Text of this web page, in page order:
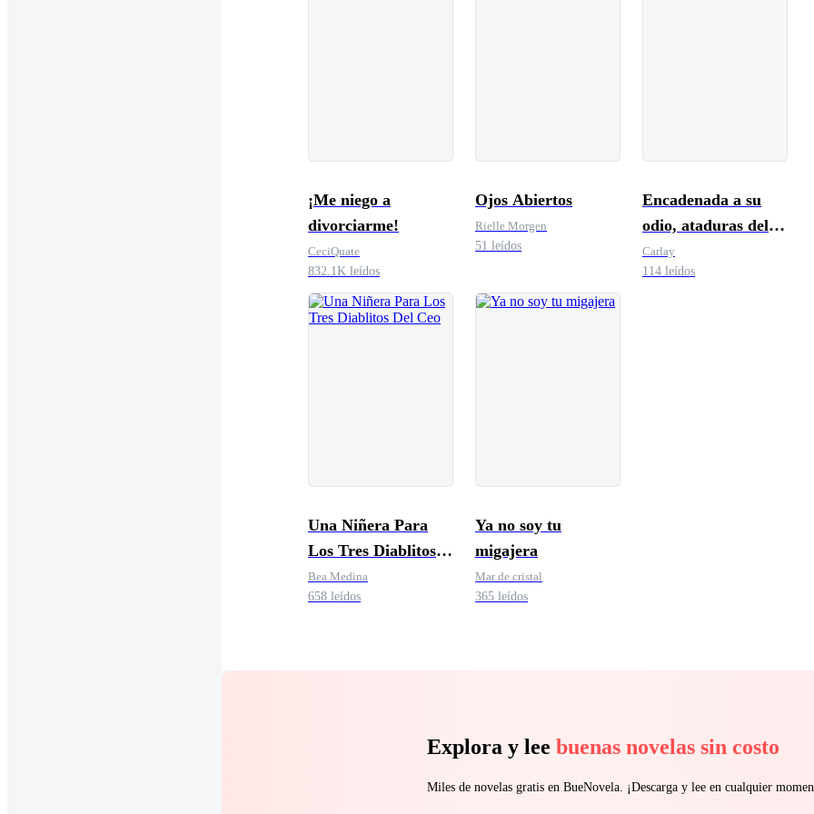
¡Me niego a
divorciarme!
CeciQuate
832.1K leídos
Ojos Abiertos
Rielle Morgen
51 leídos
Encadenada a su
odio, ataduras del
corazón
Carlay
114 leídos
Una Niñera Para
Los Tres Diablitos
Del Ceo
Bea Medina
658 leídos
Ya no soy tu
migajera
Mar de cristal
365 leídos
Explora y lee buenas novelas sin costo
Miles de novelas gratis en BueNovela. ¡Descarga y lee en cualquier